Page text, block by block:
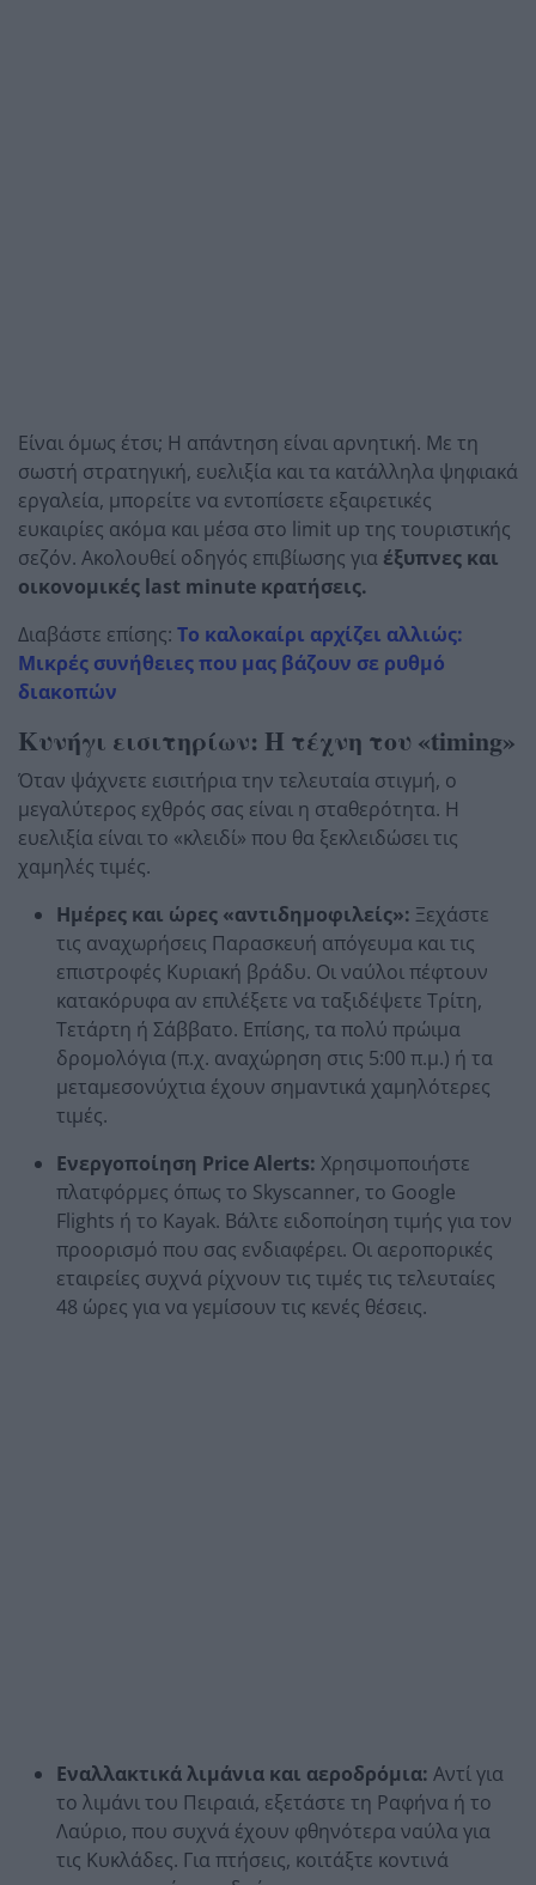
Είναι όμως έτσι; Η απάντηση είναι αρνητική. Με τη
σωστή στρατηγική, ευελιξία και τα κατάλληλα ψηφιακά
εργαλεία, μπορείτε να εντοπίσετε εξαιρετικές
ευκαιρίες ακόμα και μέσα στο limit up της τουριστικής
σεζόν. Ακολουθεί οδηγός επιβίωσης για έξυπνες και
οικονομικές last minute κρατήσεις.
Διαβάστε επίσης: Το καλοκαίρι αρχίζει αλλιώς:
Μικρές συνήθειες που μας βάζουν σε ρυθμό
διακοπών
Κυνήγι εισιτηρίων: Η τέχνη του «timing»
Όταν ψάχνετε εισιτήρια την τελευταία στιγμή, ο
μεγαλύτερος εχθρός σας είναι η σταθερότητα. Η
ευελιξία είναι το «κλειδί» που θα ξεκλειδώσει τις
χαμηλές τιμές.
Ημέρες και ώρες «αντιδημοφιλείς»: Ξεχάστε
τις αναχωρήσεις Παρασκευή απόγευμα και τις
επιστροφές Κυριακή βράδυ. Οι ναύλοι πέφτουν
κατακόρυφα αν επιλέξετε να ταξιδέψετε Τρίτη,
Τετάρτη ή Σάββατο. Επίσης, τα πολύ πρώιμα
δρομολόγια (π.χ. αναχώρηση στις 5:00 π.μ.) ή τα
μεταμεσονύχτια έχουν σημαντικά χαμηλότερες
τιμές.
Ενεργοποίηση Price Alerts: Χρησιμοποιήστε
πλατφόρμες όπως το Skyscanner, το Google
Flights ή το Kayak. Βάλτε ειδοποίηση τιμής για τον
προορισμό που σας ενδιαφέρει. Οι αεροπορικές
εταιρείες συχνά ρίχνουν τις τιμές τις τελευταίες
48 ώρες για να γεμίσουν τις κενές θέσεις.
Εναλλακτικά λιμάνια και αεροδρόμια: Αντί για
το λιμάνι του Πειραιά, εξετάστε τη Ραφήνα ή το
Λαύριο, που συχνά έχουν φθηνότερα ναύλα για
τις Κυκλάδες. Για πτήσεις, κοιτάξτε κοντινά